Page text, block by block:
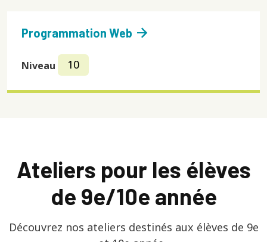
Programmation Web arrow_forward
Niveau 10
Ateliers pour les élèves
de 9e/10e année
Découvrez nos ateliers destinés aux élèves de 9e